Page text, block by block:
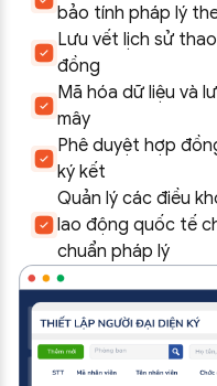
bảo tính pháp lý
Lưu vết lịch sử
đồng
Mã hóa dữ liệu và
mây
Phê duyệt hợp
ký kết
Quản lý các điều
lao động quốc tế
chuẩn pháp lý